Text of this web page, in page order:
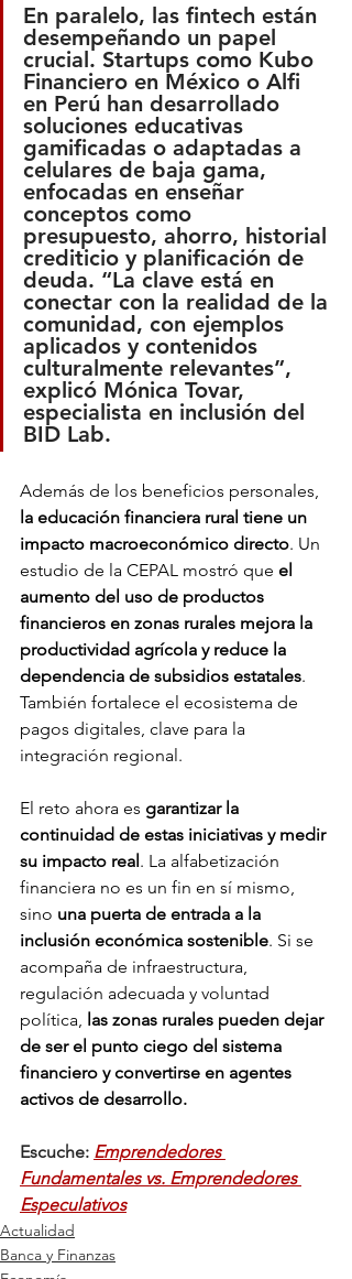
En paralelo, las fintech están
desempeñando un papel
crucial. Startups como Kubo
Financiero en México o Alfi
en Perú han desarrollado
soluciones educativas
gamificadas o adaptadas a
celulares de baja gama,
enfocadas en enseñar
conceptos como
presupuesto, ahorro, historial
crediticio y planificación de
deuda. “La clave está en
conectar con la realidad de la
comunidad, con ejemplos
aplicados y contenidos
culturalmente relevantes”,
explicó Mónica Tovar,
especialista en inclusión del
BID Lab.
Además de los beneficios personales,
la educación financiera rural tiene un
impacto macroeconómico directo. Un
estudio de la CEPAL mostró que el
aumento del uso de productos
financieros en zonas rurales mejora la
productividad agrícola y reduce la
dependencia de subsidios estatales.
También fortalece el ecosistema de
pagos digitales, clave para la
integración regional.
El reto ahora es garantizar la
continuidad de estas iniciativas y medir
su impacto real. La alfabetización
financiera no es un fin en sí mismo,
sino una puerta de entrada a la
inclusión económica sostenible. Si se
acompaña de infraestructura,
regulación adecuada y voluntad
política, las zonas rurales pueden dejar
de ser el punto ciego del sistema
financiero y convertirse en agentes
activos de desarrollo.
Escuche: Emprendedores
Fundamentales vs. Emprendedores
Especulativos
Actualidad
Banca y Finanzas